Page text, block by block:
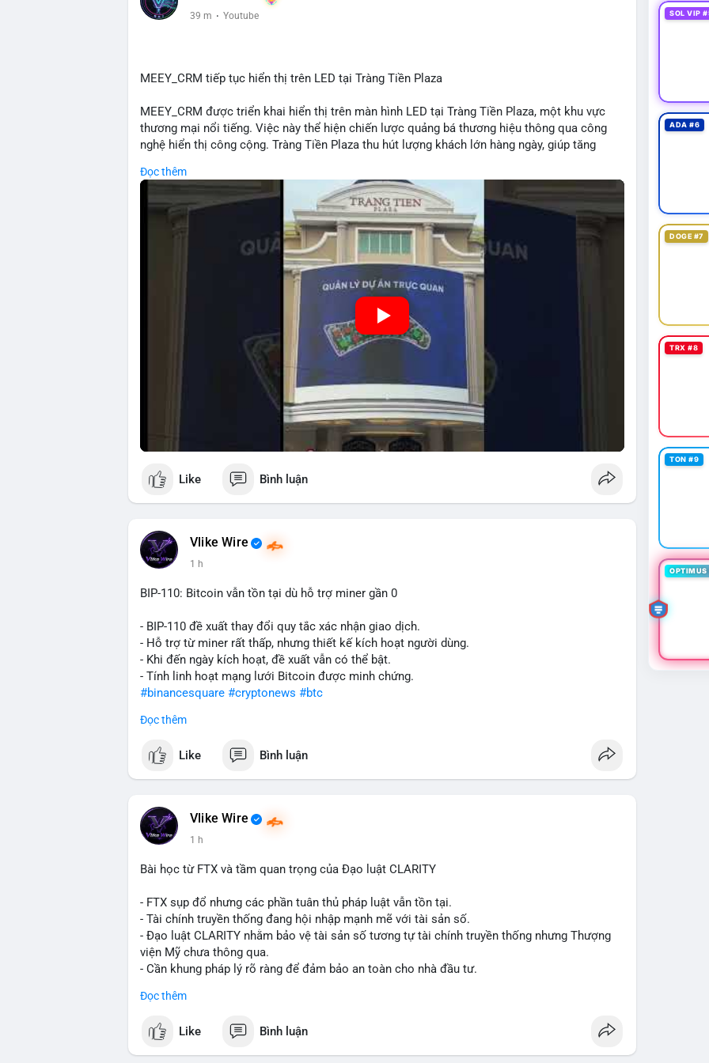
39 m · Youtube
MEEY_CRM tiếp tục hiển thị trên LED tại Tràng Tiền Plaza
MEEY_CRM được triển khai hiển thị trên màn hình LED tại Tràng Tiền Plaza, một khu vực
thương mại nổi tiếng. Việc này thể hiện chiến lược quảng bá thương hiệu thông qua công
nghệ hiển thị công cộng. Tràng Tiền Plaza thu hút lượng khách lớn hàng ngày, giúp tăng
sản tại điểm giao thông quan trọng.
🎥 Xem video trực tiếp tại:
Đọc thêm
Like Bình luận
Vlike Wire
1 h
BIP-110: Bitcoin vẫn tồn tại dù hỗ trợ miner gần 0
- BIP-110 đề xuất thay đổi quy tắc xác nhận giao dịch.
- Hỗ trợ từ miner rất thấp, nhưng thiết kế kích hoạt người dùng.
- Khi đến ngày kích hoạt, đề xuất vẫn có thể bật.
- Tính linh hoạt mạng lưới Bitcoin được minh chứng.
#binancesquare #cryptonews #btc
$btc
#vlikevn #titanbot
Đọc thêm
Like Bình luận
Vlike Wire
1 h
Bài học từ FTX và tầm quan trọng của Đạo luật CLARITY
- FTX sụp đổ nhưng các phần tuân thủ pháp luật vẫn tồn tại.
- Tài chính truyền thống đang hội nhập mạnh mẽ với tài sản số.
- Đạo luật CLARITY nhằm bảo vệ tài sản số tương tự tài chính truyền thống nhưng Thượng
viện Mỹ chưa thông qua.
- Cần khung pháp lý rõ ràng để đảm bảo an toàn cho nhà đầu tư.
#binancesquare
$btc $eth
Đọc thêm
Like Bình luận
SOL VIP
ADA #6
DOGE #7
TRX #8
TON #9
OPTIMUS